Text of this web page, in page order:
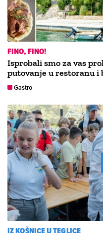
FINO, FINO!
Isprobali smo za vas
putovanje u restoranu i
Gastro
IZ KOŠNICE U TEGLICE